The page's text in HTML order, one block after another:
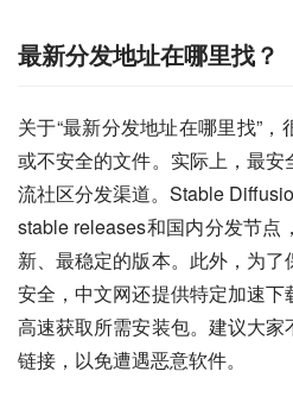
最新分发地址在哪里找？
关于“最新分发地址在哪里找”
或不安全的文件。实际上，最
流社区分发渠道。Stable
stable releases和国内分发节点
新、最稳定的版本。此外，为
安全，中文网还提供特定加速
高速获取所需安装包。建议大
链接，以免遭遇恶意软件。